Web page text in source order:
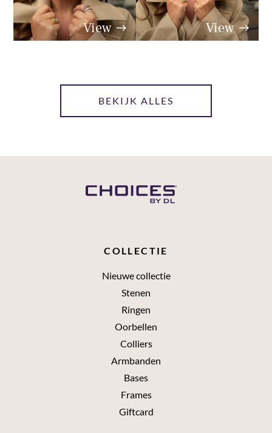
View View
View
BEKIJK ALLES
COLLECTIE
Nieuwe collectie
Stenen
Ringen
Oorbellen
Colliers
Armbanden
Bases
Frames
Giftcard